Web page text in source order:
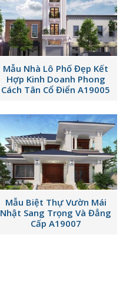
Mẫu Nhà Lô Phố Đẹp Kết
Hợp Kinh Doanh Phong
Cách Tân Cổ Điển A19005
Mẫu Biệt Thự Vườn Mái
Nhật Sang Trọng Và Đẳng
Cấp A19007